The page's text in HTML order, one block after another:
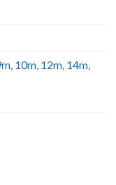
10m, 12m, 14m,